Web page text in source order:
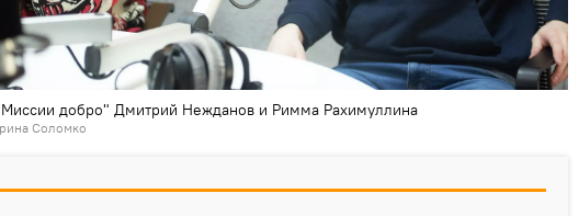
добро" Дмитрий Нежданов и Римма Рахимуллина
Соломко